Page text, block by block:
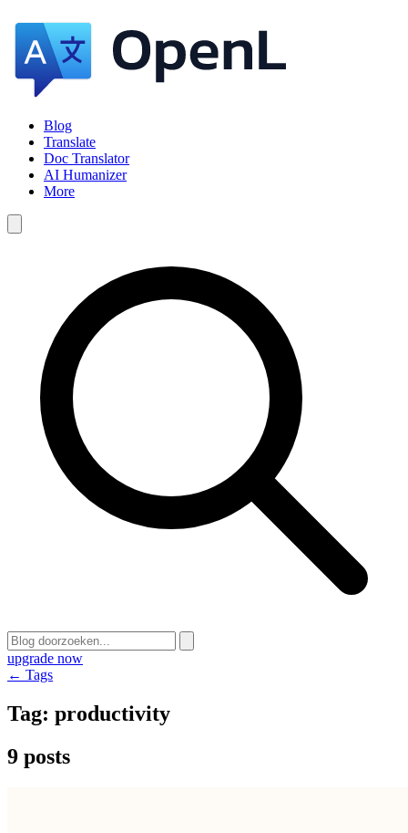
Blog
Translate
Doc Translator
AI Humanizer
More
upgrade now
← Tags
Tag: productivity
9 posts